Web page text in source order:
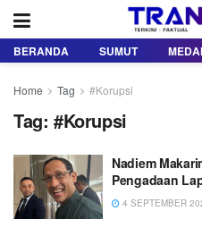
BERANDA SUMUT
Home Tag #Korupsi
Tag: #Korupsi
Nadiem
Pengadaan
4 SEPTEMBER